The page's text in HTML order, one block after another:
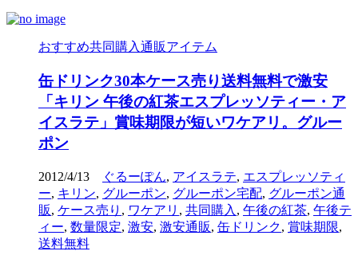
おすすめ共同購入通販アイテム
缶ドリンク30本ケース売り送料無料で激安
「キリン 午後の紅茶エスプレッソティー・ア
イスラテ」賞味期限が短いワケアリ。グルー
ポン
2012/4/13 ぐるーぽん, アイスラテ, エスプレッソティ
ー, キリン, グルーポン, グルーポン宅配, グルーポン通
販, ケース売り , ワケアリ , 共同購入 , 午後の紅茶, 午後テ
ィー, 数量限定, 激安, 激安通販, 缶ドリンク, 賞味期限,
送料無料